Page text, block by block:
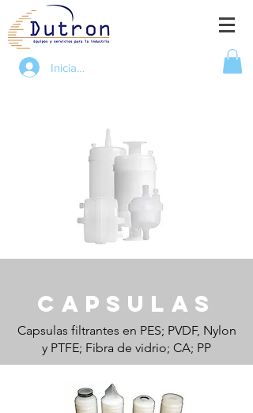
Iniciar sesión
Capsulas
Capsulas filtrantes en PES; PVDF, Nylon
y PTFE; Fibra de vidrio; CA; PP